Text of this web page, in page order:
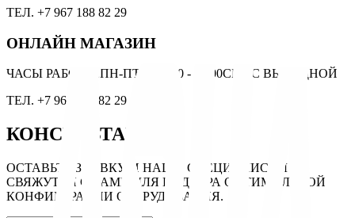
ТЕЛ. +7 967 188 82 29
ОНЛАЙН МАГАЗИН
ЧАСЫ РАБОТЫ:ПН-ПТ С 10.00 - 18.00СБ-ВС ВЫХОДНОЙ
ТЕЛ. +7 967 188 82 29
КОНСУЛЬТАЦИЯ
ОСТАВЬТЕ ЗАЯВКУ, И НАШИ СПЕЦИАЛИСТЫ
СВЯЖУТСЯ С ВАМИ ДЛЯ ПОДБОРА ОПТИМАЛЬНОЙ
КОНФИГУРАЦИИ ОБОРУДОВАНИЯ.